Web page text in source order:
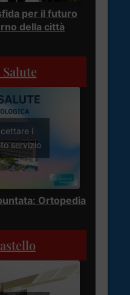
per il futuro
della città
i
servizio
Ortopedia